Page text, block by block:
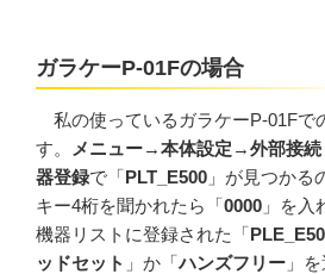
ガラケーP-01Fの場合
私の使っているガラケーP-01Fで
す。
メニュー→本体設定 →外部接続
器登録で「PLT_E500 」が見つかる
キー4桁を聞かれたら「0000 」を入
機器リストに登録された「
ッドセット 」か「ハンズフリー 」